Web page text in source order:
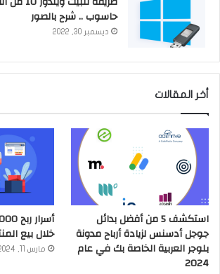
حاسوب .. شرح بالصور
ديسمبر 30, 2022
أخر المقالات
استكشف 5 من أفضل بدائل
جوجل أدسنس لزيادة أرباح مدونة
بلوجر العربية الخاصة بك في عام
2024
خلال بيع
مارس 11, 2024